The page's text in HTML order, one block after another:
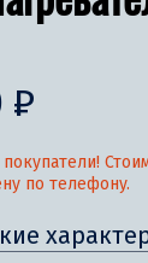
₽
по телефону.